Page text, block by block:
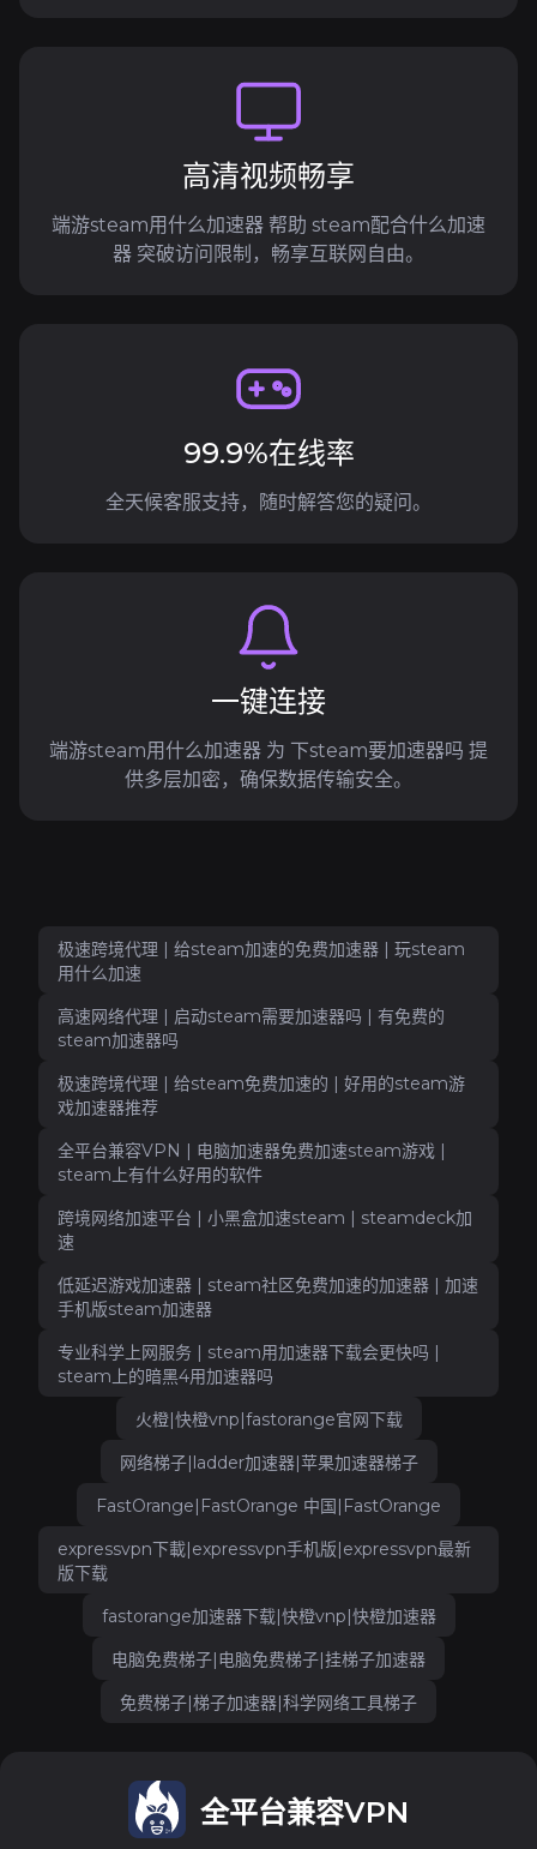
高清视频畅享
端游steam用什么加速器 帮助 steam配合什么加速
器 突破访问限制，畅享互联网自由。
99.9%在线率
全天候客服支持，随时解答您的疑问。
一键连接
端游steam用什么加速器 为 下steam要加速器吗 提
供多层加密，确保数据传输安全。
极速跨境代理 | 给steam加速的免费加速器 | 玩steam
用什么加速
高速网络代理 | 启动steam需要加速器吗 | 有免费的
steam加速器吗
极速跨境代理 | 给steam免费加速的 | 好用的steam游
戏加速器推荐
全平台兼容VPN | 电脑加速器免费加速steam游戏 |
steam上有什么好用的软件
跨境网络加速平台 | 小黑盒加速steam | steamdeck加
速
低延迟游戏加速器 | steam社区免费加速的加速器 | 加速
手机版steam加速器
专业科学上网服务 | steam用加速器下载会更快吗 |
steam上的暗黑4用加速器吗
火橙|快橙vnp|fastorange官网下载
网络梯子|ladder加速器|苹果加速器梯子
FastOrange|FastOrange 中国|FastOrange
expressvpn下載|expressvpn手机版|expressvpn最新
版下载
fastorange加速器下载|快橙vnp|快橙加速器
电脑免费梯子|电脑免费梯子|挂梯子加速器
免费梯子|梯子加速器|科学网络工具梯子
全平台兼容VPN